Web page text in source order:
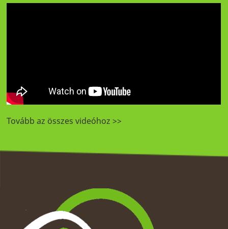
Tovább az összes videóhoz >>